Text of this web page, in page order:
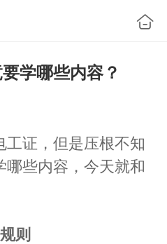
学哪些内容？
工证，但是压根不知
哪些内容，今天就和
则